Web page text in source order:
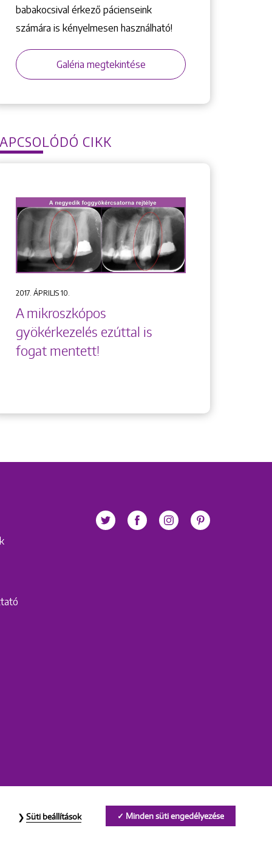
babakocsival érkező pácienseink
számára is kényelmesen használható!
Galéria megtekintése
CIKK
2017. ÁPRILIS 10.
A mikroszkópos
gyökérkezelés ezúttal is
fogat mentett!
Minden süti engedélyezése
Süti beállítások